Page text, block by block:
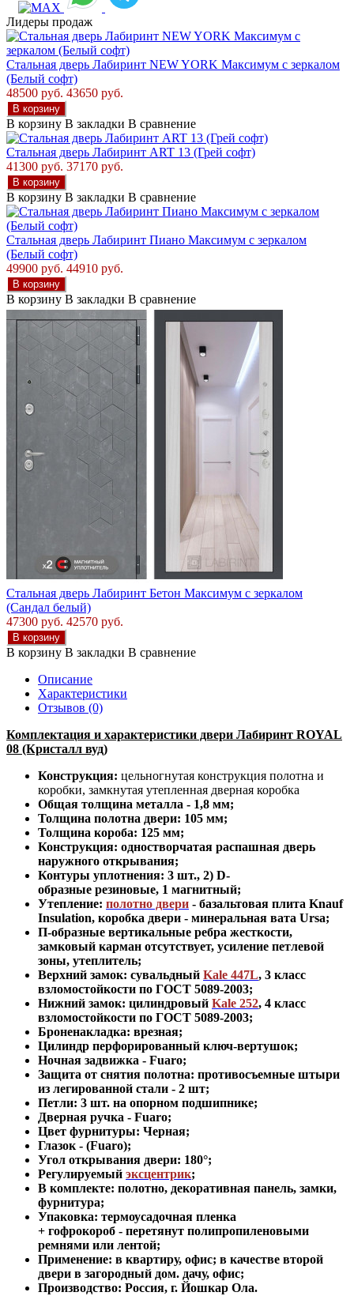
Лидеры продаж
Стальная дверь Лабиринт NEW YORK Максимум с зеркалом
(Белый софт)
48500 руб. 43650 руб.
В корзину
В корзину В закладки В сравнение
Стальная дверь Лабиринт ART 13 (Грей софт)
41300 руб. 37170 руб.
В корзину
В корзину В закладки В сравнение
Стальная дверь Лабиринт Пиано Максимум с зеркалом
(Белый софт)
49900 руб. 44910 руб.
В корзину
В корзину В закладки В сравнение
Стальная дверь Лабиринт Бетон Максимум с зеркалом
(Сандал белый)
47300 руб. 42570 руб.
В корзину
В корзину В закладки В сравнение
Описание
Характеристики
Отзывов (0)
Комплектация и характеристики двери Лабиринт ROYAL
08 (Кристалл вуд)
Конструкция: цельногнутая конструкция полотна и
коробки, замкнутая утепленная дверная коробка
Общая толщина металла - 1,8 мм;
Толщина полотна двери: 105 мм;
Толщина короба: 125 мм;
Конструкция: одностворчатая распашная дверь
наружного открывания;
Контуры уплотнения: 3 шт., 2) D-
образные резиновые, 1 магнитный;
Утепление: полотно двери - базальтовая плита Knauf
Insulation, коробка двери - минеральная вата Ursa;
П-образные вертикальные ребра жесткости,
замковый карман отсутствует, усиление петлевой
зоны, утеплитель;
Верхний замок: сувальдный Kale 447L, 3 класс
взломостойкости по ГОСТ 5089-2003;
Нижний замок: цилиндровый Kale 252, 4 класс
взломостойкости по ГОСТ 5089-2003;
Броненакладка: врезная;
Цилиндр перфорированный ключ-вертушок;
Ночная задвижка - Fuaro;
Защита от снятия полотна: противосъемные штыри
из легированной стали - 2 шт;
Петли: 3 шт. на опорном подшипнике;
Дверная ручка - Fuaro;
Цвет фурнитуры: Черная;
Глазок - (Fuaro);
Угол открывания двери: 180°;
Регулируемый эксцентрик;
В комплекте: полотно, декоративная панель, замки,
фурнитура;
Упаковка: термоусадочная пленка
+ гофрокороб - перетянут полипропиленовыми
ремнями или лентой;
Применение: в квартиру, офис; в качестве второй
двери в загородный дом. дачу, офис;
Производство: Россия, г. Йошкар Ола.